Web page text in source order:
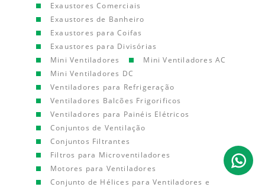
Exaustores Comerciais
Exaustores de Banheiro
Exaustores para Coifas
Exaustores para Divisórias
Mini Ventiladores
Mini Ventiladores AC
Mini Ventiladores DC
Ventiladores para Refrigeração
Ventiladores Balcões Frigorificos
Ventiladores para Painéis Elétricos
Conjuntos de Ventilação
Conjuntos Filtrantes
Filtros para Microventiladores
Motores para Ventiladores
Conjunto de Hélices para Ventiladores e